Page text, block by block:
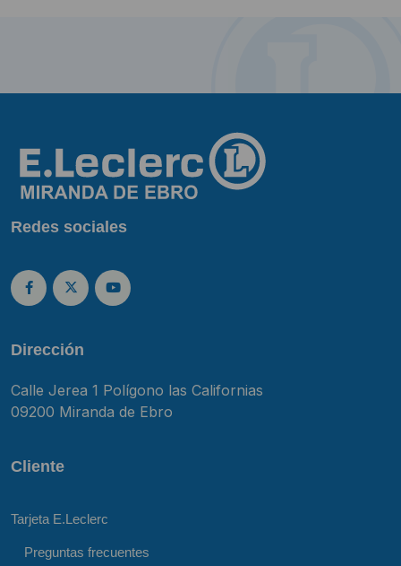
Redes sociales
Dirección
Calle Jerea 1 Polígono las Californias
09200 Miranda de Ebro
Cliente
Tarjeta E.Leclerc
Preguntas frecuentes